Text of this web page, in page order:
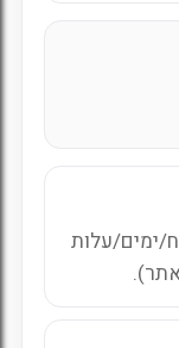
ימים/עלות